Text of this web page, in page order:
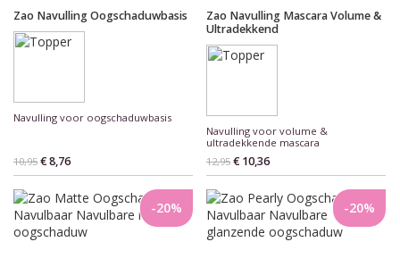
Zao Navulling Oogschaduwbasis
Navulling voor oogschaduwbasis
10,95 € 8,76
Zao Navulling Mascara Volume &
Ultradekkend
Navulling voor volume &
ultradekkende mascara
12,95 € 10,36
-20% -20%